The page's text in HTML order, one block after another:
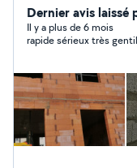
Dernier avis laissé
Il y a plus de 6 mois
rapide sérieux très